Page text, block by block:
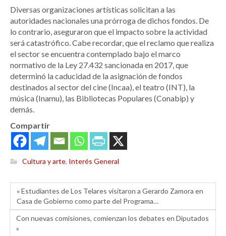
Diversas organizaciones artísticas solicitan a las
autoridades nacionales una prórroga de dichos fondos. De
lo contrario, aseguraron que el impacto sobre la actividad
será catastrófico. Cabe recordar, que el reclamo que realiza
el sector se encuentra contemplado bajo el marco
normativo de la Ley 27.432 sancionada en 2017, que
determinó la caducidad de la asignación de fondos
destinados al sector del cine (Incaa), el teatro (INT), la
música (Inamu), las Bibliotecas Populares (Conabip) y
demás.
Compartir
Cultura y arte, Interés General
« Estudiantes de Los Telares visitaron a Gerardo Zamora en
Casa de Gobierno como parte del Programa…
Con nuevas comisiones, comienzan los debates en Diputados
»